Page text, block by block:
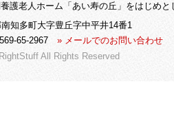
護老人ホーム「あい寿の丘」をはじめ
知多町大字豊丘字中平井14番1
65-2967 » メールでのお問い合わせ
RightStuff All Rights Reserved